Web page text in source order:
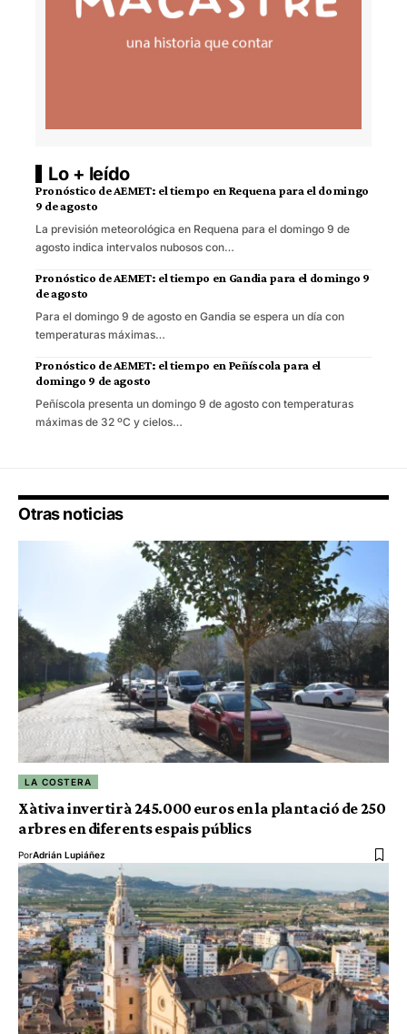
Lo + leído
Pronóstico de AEMET: el tiempo en Requena para el domingo
9 de agosto
La previsión meteorológica en Requena para el domingo 9 de
agosto indica intervalos nubosos con…
Pronóstico de AEMET: el tiempo en Gandia para el domingo 9
de agosto
Para el domingo 9 de agosto en Gandia se espera un día con
temperaturas máximas…
Pronóstico de AEMET: el tiempo en Peñíscola para el
domingo 9 de agosto
Peñíscola presenta un domingo 9 de agosto con temperaturas
máximas de 32 ºC y cielos…
Otras noticias
LA COSTERA
Xàtiva invertirà 245.000 euros en la plantació de 250
arbres en diferents espais públics
PorAdrián Lupiáñez